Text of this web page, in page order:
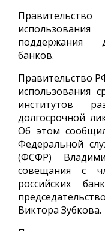
поддержания
банков.
Правительство
использования
институтов
долгосрочной
Об этом
Федеральной
(ФСФР)
совещания с
российских
Виктора Зубкова.